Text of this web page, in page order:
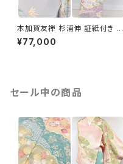
本加賀友禅 杉浦伸 証紙付き 訪
問着 花柄 正絹 紫 白 パステル
白菫色 1080
¥77,000
セール中の商品